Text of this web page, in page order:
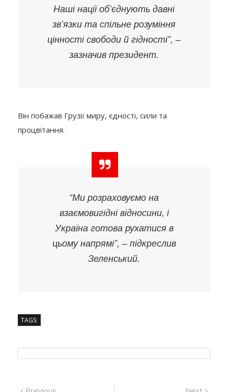
Наші нації об’єднують давні
зв’язки та спільне розуміння
цінності свободи й гідності”, –
зазначив президент.
Він побажав Грузії миру, єдності, сили та
процвітання.
“Ми розраховуємо на
взаємовигідні відносини, і
Україна готова рухатися в
цьому напрямі”, – підкреслив
Зеленський.
TAGS: